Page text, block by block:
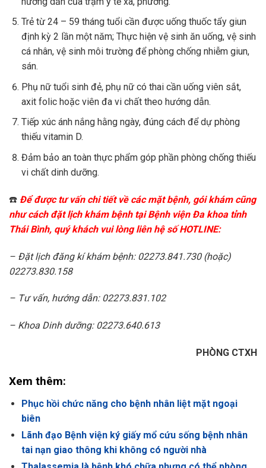
Trẻ từ 24 – 59 tháng tuổi cần được uống thuốc tẩy giun
định kỳ 2 lần một năm; Thực hiện vệ sinh ăn uống, vệ sinh
cá nhân, vệ sinh môi trường để phòng chống nhiễm giun,
sán.
Phụ nữ tuổi sinh đẻ, phụ nữ có thai cần uống viên sắt,
axit folic hoặc viên đa vi chất theo hướng dẫn.
Tiếp xúc ánh nắng hằng ngày, đúng cách để dự phòng
thiếu vitamin D.
Đảm bảo an toàn thực phẩm góp phần phòng chống thiếu
vi chất dinh dưỡng.
☎️ Để được tư vấn chi tiết về các mặt bệnh, gói khám cũng
như cách đặt lịch khám bệnh tại Bệnh viện Đa khoa tỉnh
Thái Bình, quý khách vui lòng liên hệ số HOTLINE:
– Đặt lịch đăng kí khám bệnh: 02273.841.730 (hoặc)
02273.830.158
– Tư vấn, hướng dẫn: 02273.831.102
– Khoa Dinh dưỡng: 02273.640.613
PHÒNG CTXH
Xem thêm:
Phục hồi chức năng cho bệnh nhân liệt mặt ngoại
biên
Lãnh đạo Bệnh viện ký giấy mổ cứu sống bệnh nhân
tai nạn giao thông khi không có người nhà